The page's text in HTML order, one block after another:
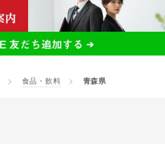
食品・飲料 青森県